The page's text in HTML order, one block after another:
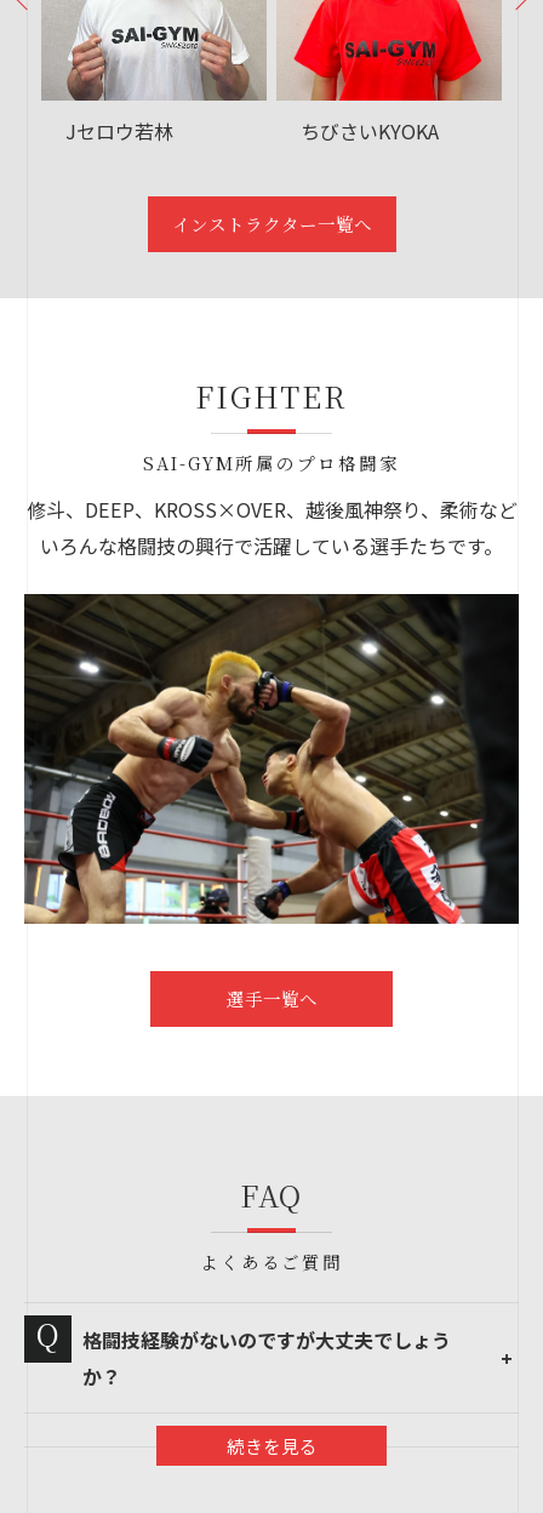
Jセロウ若林 ちびさいKYOKA
インストラクター一覧へ
FIGHTER
SAI-GYM所属のプロ格闘家
修斗、DEEP、KROSS×OVER、越後風神祭り、柔術など
いろんな格闘技の興行で活躍している選手たちです。
選手一覧へ
よくあるご質問
FAQ
格闘技経験がないのですが大丈夫でしょう
か？